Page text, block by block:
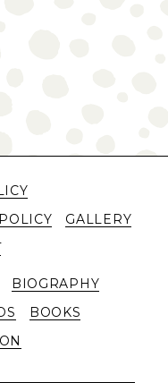
GALLERY
BIOGRAPHY
BOOKS